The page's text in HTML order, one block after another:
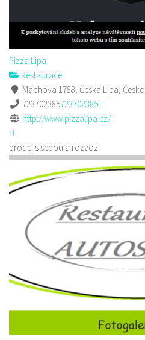
Pizza Lípa
Restaurace
Máchova 1788, Česká Lípa, Česko
723702385723702385
http://www.pizzalipa.cz/
prodej s sebou a rozvoz